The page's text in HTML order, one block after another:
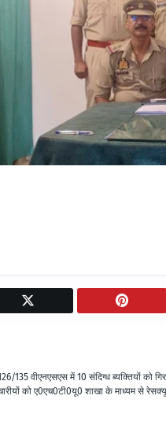
135 वीएनएसएस में 10 संदिग्ध ब्यक्तियों को
को ए0एच0टी0यू0 शाखा के माध्यम से रेसक्यू